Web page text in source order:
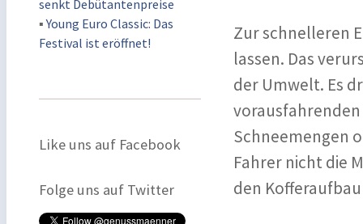
senkt Debütantenpreise
▪Young Euro Classic: Das
Festival ist eröffnet!
Like uns auf Facebook
Folge uns auf Twitter
Zur schnelleren
lassen. Das
der Umwelt. Es
Schneemengen
Fahrer nicht die
den